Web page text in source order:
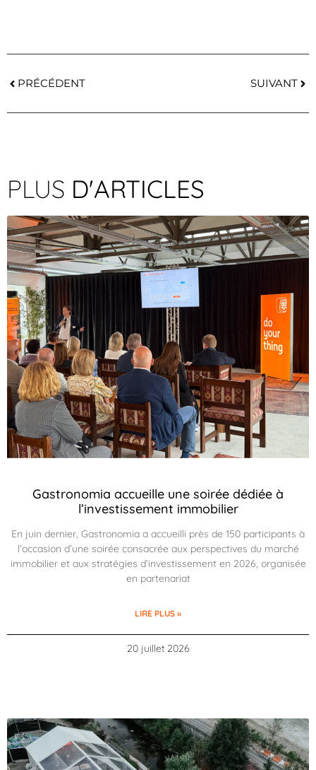
PRÉCÉDENT SUIVANT
PLUS D'ARTICLES
Gastronomia accueille une soirée dédiée à
l’investissement immobilier
En juin dernier, Gastronomia a accueilli près de 150 participants à
l’occasion d’une soirée consacrée aux perspectives du marché
immobilier et aux stratégies d’investissement en 2026, organisée
en partenariat
LIRE PLUS »
20 juillet 2026